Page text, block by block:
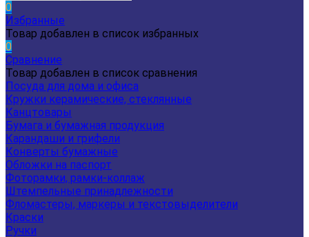
0
Избранные
Товар добавлен в список избранных
0
Сравнение
Товар добавлен в список сравнения
Посуда для дома и офиса
Кружки керамические, стеклянные
Канцтовары
Бумага и бумажная продукция
Карандаши и грифели
Конверты бумажные
Обложки на паспорт
Фоторамки, рамки-коллаж
Штемпельные принадлежности
Фломастеры, маркеры и текстовыделители
Краски
Ручки